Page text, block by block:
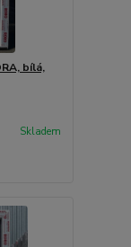
bílá,
Skladem